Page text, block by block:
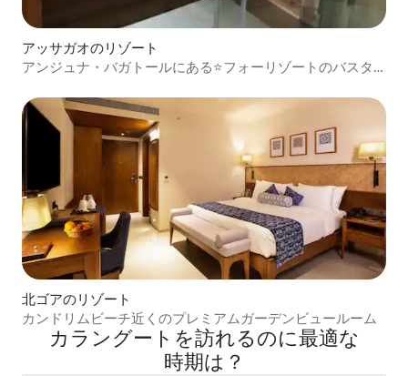
アッサガオのリゾート
アンジュナ・バガトールにある⭐️フォーリゾートのバスタ
北ゴアのリゾート
カンドリムビーチ近くのプレミアムガーデンビュールーム
カラングートを訪⁠れ⁠るの⁠に最⁠適⁠な
時⁠期⁠は⁠？